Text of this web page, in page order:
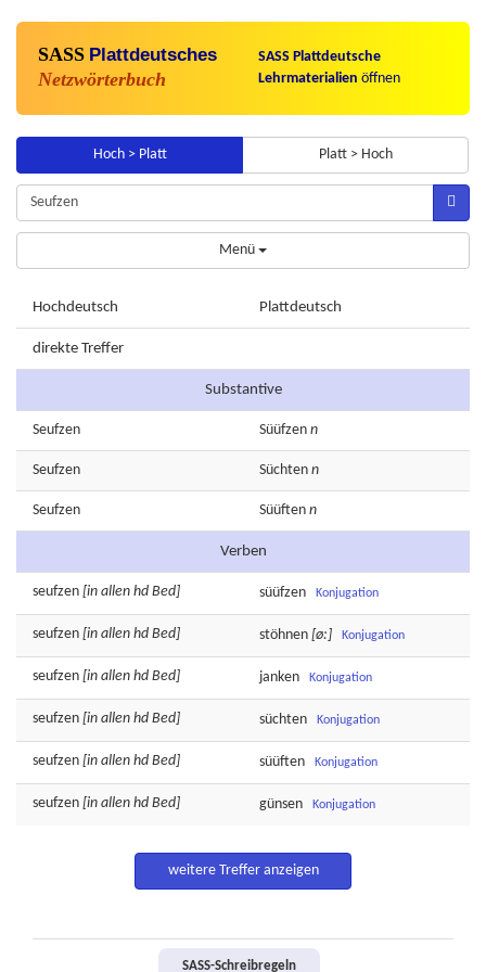
SASS Plattdeutsches
Netzwörterbuch
SASS Plattdeutsche
Lehrmaterialien öffnen
Hoch > Platt Platt > Hoch
Menü
Hochdeutsch Plattdeutsch
direkte Treffer
Substantive
Seufzen Süüfzen n
Seufzen Süchten n
Seufzen Süüften n
Verben
seufzen [in allen hd Bed] süüfzen Konjugation
seufzen [in allen hd Bed] stöhnen [ø:] Konjugation
seufzen [in allen hd Bed] janken Konjugation
seufzen [in allen hd Bed] süchten Konjugation
seufzen [in allen hd Bed] süüften Konjugation
seufzen [in allen hd Bed] günsen Konjugation
weitere Treffer anzeigen
SASS-Schreibregeln